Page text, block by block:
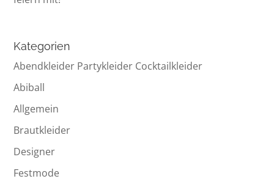
Kategorien
Abendkleider Partykleider Cocktailkleider
Abiball
Allgemein
Brautkleider
Designer
Festmode